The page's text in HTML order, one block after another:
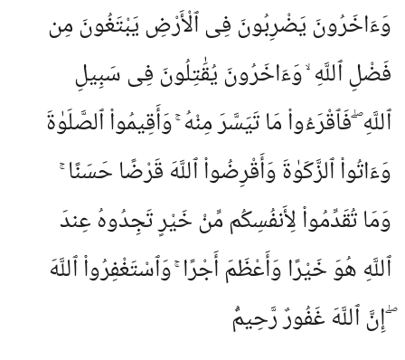
وَءَاخَرُونَ يَضْرِبُونَ فِى ٱلْأَرْضِ يَبْتَغُونَ مِن
فَضْلِ ٱللَّهِ ۙ وَءَاخَرُونَ يُقَٰتِلُونَ فِى سَبِيلِ
ٱللَّهِ ۖ فَٱقْرَءُوا۟ مَا تَيَسَّرَ مِنْهُ ۚ وَأَقِيمُوا۟ ٱلصَّلَوٰةَ
وَءَاتُوا۟ ٱلزَّكَوٰةَ وَأَقْرِضُوا۟ ٱللَّهَ قَرْضًا حَسَنًا ۚ
وَمَا تُقَدِّمُوا۟ لِأَنفُسِكُم مِّنْ خَيْرٍ تَجِدُوهُ عِندَ
ٱللَّهِ هُوَ خَيْرًا وَأَعْظَمَ أَجْرًا ۚ وَٱسْتَغْفِرُوا۟ ٱللَّهَ
ۖ إِنَّ ٱللَّهَ غَفُورٌ رَّحِيمٌۢ